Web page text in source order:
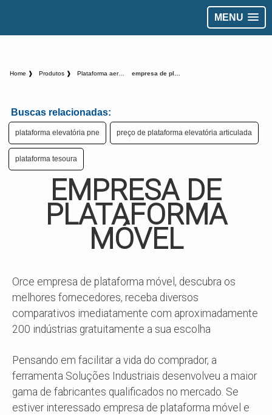
MENU
Home ❱ Produtos ❱ Plataforma aerea - Categoria ❱
Buscas relacionadas:
plataforma elevatória pne preço de plataforma elevatória articulada
plataforma tesoura
EMPRESA DE
PLATAFORMA
MÓVEL
Orce empresa de plataforma móvel, descubra os
melhores fornecedores, receba diversos
comparativos imediatamente com aproximadamente
200 indústrias gratuitamente a sua escolha
Pensando em facilitar a vida do comprador, a
ferramenta Soluções Industriais desenvolveu a maior
gama de fabricantes qualificados no mercado. Se
estiver interessado empresa de plataforma móvel e